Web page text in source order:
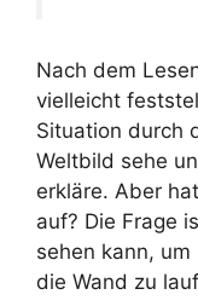
Nach dem
vielleicht
Situation durch
Weltbild sehe
erkläre. Aber
auf? Die Frage
sehen kann,
die Wand zu